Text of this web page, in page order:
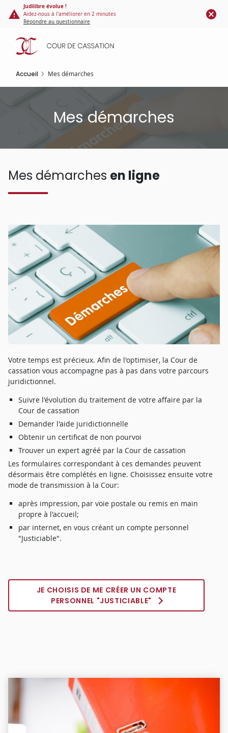
Panneau de gestion des cookies
contenu
principal
Judilibre évolue !
Aidez-nous à l'améliorer en 2 minutes
Répondre au questionnaire
Accueil Mes démarches
Mes démarches
Mes démarches en ligne
Votre temps est précieux. Afin de l'optimiser, la Cour de
cassation vous accompagne pas à pas dans votre parcours
juridictionnel.
Suivre l'évolution du traitement de votre affaire par la
Cour de cassation
Demander l'aide juridictionnelle
Obtenir un certificat de non pourvoi
Trouver un expert agréé par la Cour de cassation
Les formulaires correspondant à ces demandes peuvent
désormais être complétés en ligne. Choisissez ensuite votre
mode de transmission à la Cour:
après impression, par voie postale ou remis en main
propre à l'accueil;
par internet, en vous créant un compte personnel
"Justiciable".
JE CHOISIS DE ME CRÉER UN COMPTE
PERSONNEL "JUSTICIABLE"